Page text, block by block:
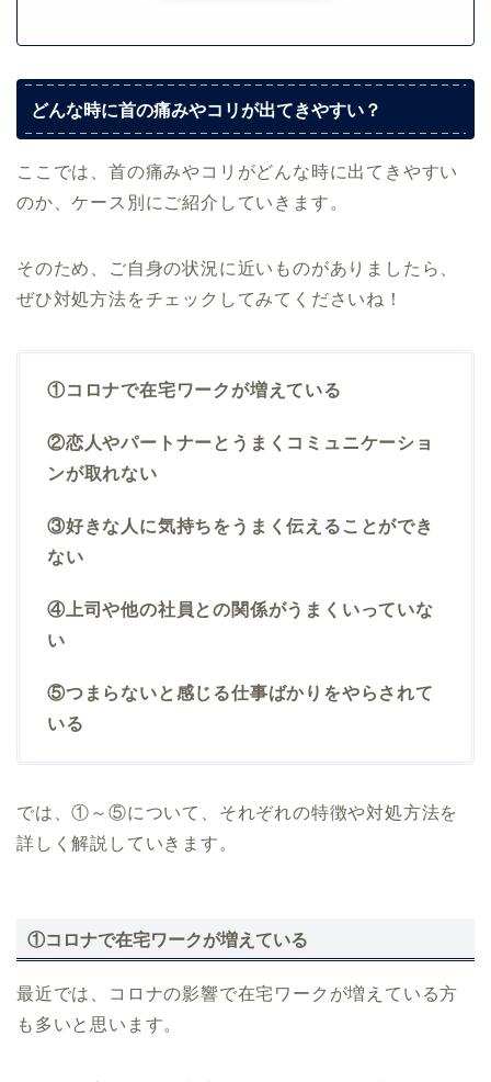
どんな時に首の痛みやコリが出てきやすい？
ここでは、首の痛みやコリがどんな時に出てきやすい
のか、ケース別にご紹介していきます。
そのため、ご自身の状況に近いものがありましたら、
ぜひ対処方法をチェックしてみてくださいね！
①コロナで在宅ワークが増えている
②恋人やパートナーとうまくコミュニケーショ
ンが取れない
③好きな人に気持ちをうまく伝えることができ
ない
④上司や他の社員との関係がうまくいっていな
い
⑤つまらないと感じる仕事ばかりをやらされて
いる
では、①～⑤について、それぞれの特徴や対処方法を
詳しく解説していきます。
①コロナで在宅ワークが増えている
最近では、コロナの影響で在宅ワークが増えている方
も多いと思います。